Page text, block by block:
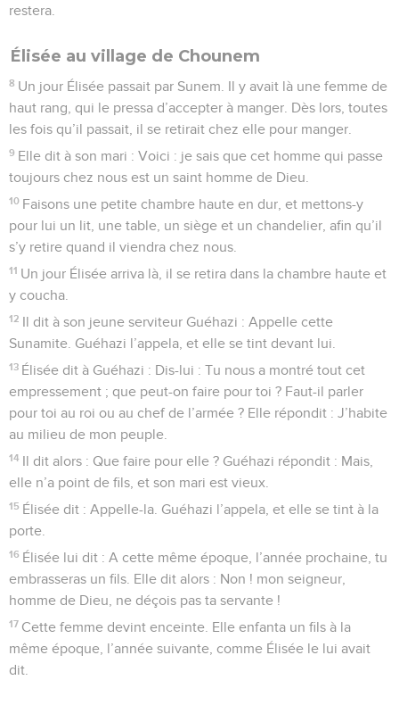
restera.
Élisée au village de Chounem
8 Un jour Élisée passait par Sunem. Il y avait là une femme de
haut rang, qui le pressa d’accepter à manger. Dès lors, toutes
les fois qu’il passait, il se retirait chez elle pour manger.
9 Elle dit à son mari : Voici : je sais que cet homme qui passe
toujours chez nous est un saint homme de Dieu.
10 Faisons une petite chambre haute en dur, et mettons-y
pour lui un lit, une table, un siège et un chandelier, afin qu’il
s’y retire quand il viendra chez nous.
11 Un jour Élisée arriva là, il se retira dans la chambre haute et
y coucha.
12 Il dit à son jeune serviteur Guéhazi : Appelle cette
Sunamite. Guéhazi l’appela, et elle se tint devant lui.
13 Élisée dit à Guéhazi : Dis-lui : Tu nous a montré tout cet
empressement ; que peut-on faire pour toi ? Faut-il parler
pour toi au roi ou au chef de l’armée ? Elle répondit : J’habite
au milieu de mon peuple.
14 Il dit alors : Que faire pour elle ? Guéhazi répondit : Mais,
elle n’a point de fils, et son mari est vieux.
15 Élisée dit : Appelle-la. Guéhazi l’appela, et elle se tint à la
porte.
16 Élisée lui dit : A cette même époque, l’année prochaine, tu
embrasseras un fils. Elle dit alors : Non ! mon seigneur,
homme de Dieu, ne déçois pas ta servante !
17 Cette femme devint enceinte. Elle enfanta un fils à la
même époque, l’année suivante, comme Élisée le lui avait
dit.